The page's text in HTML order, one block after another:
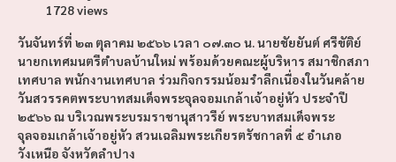
1728 views
วันจันทร์ที่ ๒๓ ตุลาคม ๒๕๖๖ เวลา ๐๗.๓๐ น. นายชัยยันต์ ศรีขัติย์
นายกเทศมนตรีตำบลบ้านใหม่ พร้อมด้วยคณะผู้บริหาร สมาชิกสภา
เทศบาล พนักงานเทศบาล ร่วมกิจกรรมน้อมรำลึกเนื่องในวันคล้าย
วันสวรรคตพระบาทสมเด็จพระจุลจอมเกล้าเจ้าอยู่หัว ประจำปี
๒๕๖๖ ณ บริเวณพระบรมราชานุสาวรีย์ พระบาทสมเด็จพระ
จุลจอมเกล้าเจ้าอยู่หัว สวนเฉลิมพระเกียรตรัชกาลที่ ๕ อำเภอ
วังเหนือ จังหวัดลำปาง